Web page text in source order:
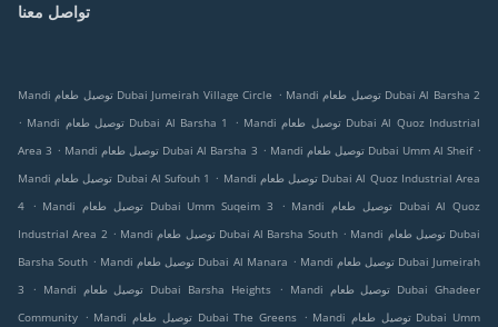
تواصل معنا
Mandi توصيل طعام Dubai Jumeirah Village Circle .
Mandi توصيل طعام Dubai Al Barsha 2
.
Mandi توصيل طعام Dubai Al Barsha 1 . Mandi توصيل طعام Dubai Al Quoz Industrial
Area 3 . Mandi توصيل طعام Dubai Al Barsha 3 . Mandi توصيل طعام Dubai Umm Al Sheif .
Mandi توصيل طعام Dubai Al Sufouh 1 . Mandi توصيل طعام Dubai Al Quoz Industrial Area
4
. Mandi توصيل طعام Dubai Umm Suqeim 3 . Mandi توصيل طعام Dubai Al Quoz
Industrial Area 2 . Mandi توصيل طعام Dubai Al Barsha South . Mandi توصيل طعام Dubai
Barsha South . Mandi توصيل طعام Dubai Al Manara . Mandi توصيل طعام Dubai Jumeirah
3
. Mandi توصيل طعام Dubai Barsha Heights . Mandi توصيل طعام Dubai Ghadeer
Community . Mandi توصيل طعام Dubai The Greens . Mandi توصيل طعام Dubai Umm